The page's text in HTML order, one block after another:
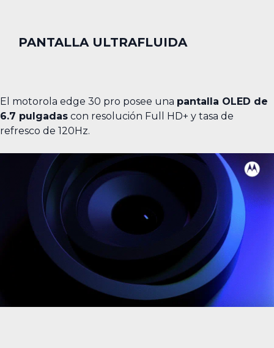
PANTALLA ULTRAFLUIDA
El motorola edge 30 pro posee una pantalla OLED de
6.7 pulgadas con resolución Full HD+ y tasa de
refresco de 120Hz.